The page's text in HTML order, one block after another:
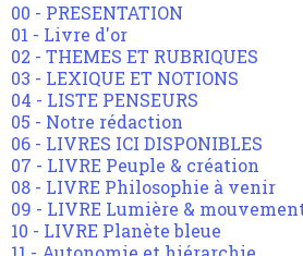
00 - PRESENTATION
01 - Livre d'or
02 - THEMES ET RUBRIQUES
03 - LEXIQUE ET NOTIONS
04 - LISTE PENSEURS
05 - Notre rédaction
06 - LIVRES ICI DISPONIBLES
07 - LIVRE Peuple & création
08 - LIVRE Philosophie à venir
09 - LIVRE Lumière &
10 - LIVRE Planète bleue